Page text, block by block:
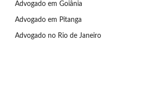
Advogado em Goiânia
Advogado em Pitanga
Advogado no Rio de Janeiro